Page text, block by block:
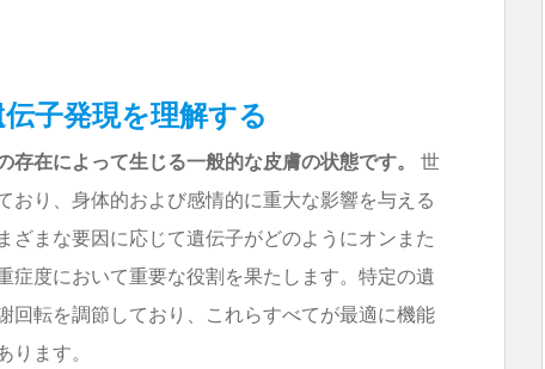
子発現を理解する
在によって生じる一般的な皮膚の状態です。
世
おり、身体的および感情的に重大な影響を与える
ざまな要因に応じて遺伝子がどのようにオンまた
症度において重要な役割を果たします。特定の遺
回転を調節しており、これらすべてが最適に機能
ます。